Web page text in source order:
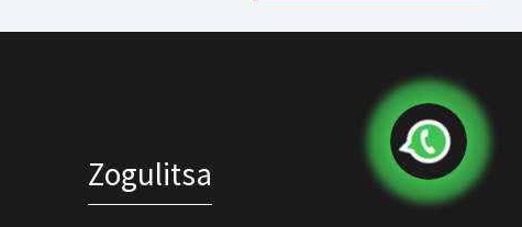
Zogulitsa